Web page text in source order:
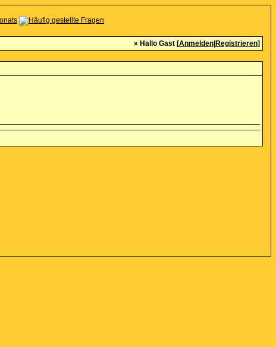
» Hallo Gast [Anmelden| Registrieren]